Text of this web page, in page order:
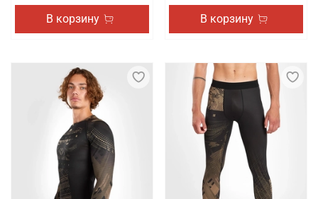
В корзину В корзину